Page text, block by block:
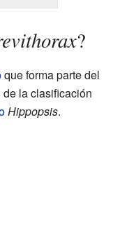
?
que forma parte del
de la clasificación
Hippopsis.